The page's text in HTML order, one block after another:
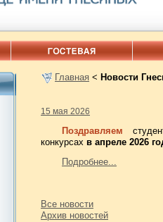
Главная < Новости
15 мая 2026
Поздравляем
конкурсах в апреле 2026
Подробнее...
Все новости
Архив новостей